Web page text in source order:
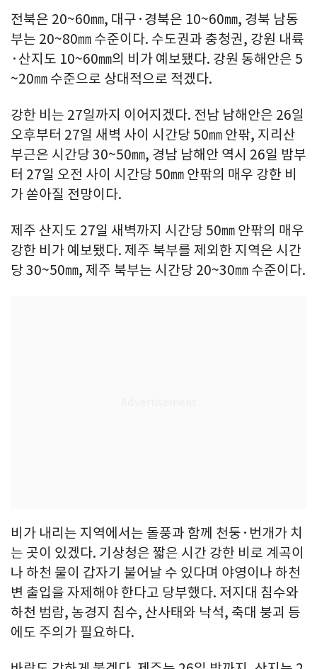
전북은 20~60㎜, 대구·경북은 10~60㎜, 경북 남동
부는 20~80㎜ 수준이다. 수도권과 충청권, 강원 내륙
·산지도 10~60㎜의 비가 예보됐다. 강원 동해안은 5
~20㎜ 수준으로 상대적으로 적겠다.
강한 비는 27일까지 이어지겠다. 전남 남해안은 26일
오후부터 27일 새벽 사이 시간당 50㎜ 안팎, 지리산
부근은 시간당 30~50㎜, 경남 남해안 역시 26일 밤부
터 27일 오전 사이 시간당 50㎜ 안팎의 매우 강한 비
가 쏟아질 전망이다.
제주 산지도 27일 새벽까지 시간당 50㎜ 안팎의 매우
강한 비가 예보됐다. 제주 북부를 제외한 지역은 시간
당 30~50㎜, 제주 북부는 시간당 20~30㎜ 수준이다.
비가 내리는 지역에서는 돌풍과 함께 천둥·번개가 치
는 곳이 있겠다. 기상청은 짧은 시간 강한 비로 계곡이
나 하천 물이 갑자기 불어날 수 있다며 야영이나 하천
변 출입을 자제해야 한다고 당부했다. 저지대 침수와
하천 범람, 농경지 침수, 산사태와 낙석, 축대 붕괴 등
에도 주의가 필요하다.